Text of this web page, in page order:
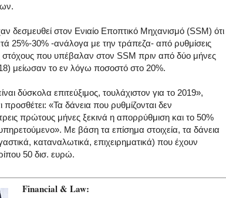
δεσμευθεί στον Ενιαίο Εποπτικό Μηχανισμό (SSM) ότι
25%-30% -ανάλογα με την τράπεζα- από ρυθμίσεις
που υπέβαλαν στον SSM πριν από δύο μήνες
μείωσαν το εν λόγω ποσοστό στο 20%.
δύσκολα επιτεύξιμος, τουλάχιστον για το 2019»,
προσθέτει: «Τα δάνεια που ρυθμίζονται δεν
πρώτους μήνες ξεκινά η απορρύθμιση και το 50%
Με βάση τα επίσημα στοιχεία, τα δάνεια
καταναλωτικά, επιχειρηματικά) που έχουν
50 δισ. ευρώ.
Financial & Law: